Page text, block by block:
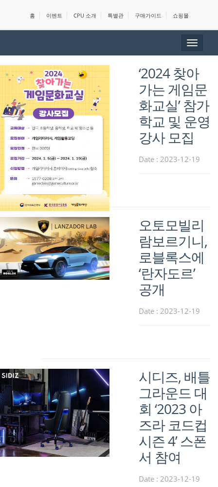
홈 이벤트 CPU 소개 특별관 구매가이드 쇼핑몰
Toggle
‘2024 찾아
가는 게임문
화교실’ 참가
학교 및 운영
강사 모집
Date : 2023-12-19
오토모빌리
람보르기니,
로블록스에
‘란자도르’
공개
Date : 2023-12-19
시디즈, 배틀
그라운드 대
회 ‘2023 아
즈라 코드컵
시즌 4’ 스폰
서 참여
Date : 2023-12-19